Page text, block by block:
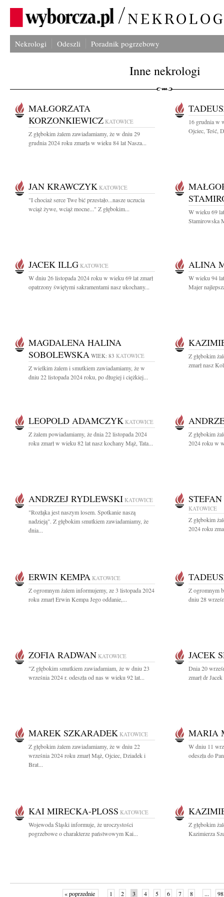
Nekrologi Odeszli Poradnik pogrzebowy
Inne nekrologi
MAŁGORZATA
KORZONKIEWICZ KATOWICE
Z głębokim żalem zawiadamiamy, że w dniu 29
grudnia 2024 roku zmarła w wieku 84 lat Nasza...
16 grudnia w
Ojciec, Teść,
JAN KRAWCZYK KATOWICE
"I chociaż serce Twe bić przestało...nasze uczucia
wciąż żywe, wciąż mocne..." Z głębokim...
W wieku 69
Stamirowska
JACEK ILLG KATOWICE
W dniu 26 listopada 2024 roku w wieku 69 lat zmarł
opatrzony świętymi sakramentami nasz ukochany...
ALINA
W wieku 94
Majer
MAGDALENA HALINA
SOBOLEWSKA WIEK: 83 KATOWICE
Z wielkim żalem i smutkiem zawiadamiamy, że w
dniu 22 listopada 2024 roku, po długiej i ciężkiej...
Z głębokim
zmarł nasz
LEOPOLD ADAMCZYK KATOWICE
Z żalem powiadamiamy, że dnia 22 listopada 2024
roku zmarł w wieku 82 lat nasz kochany Mąż, Tata...
Z głębokim
2024 roku w
ANDRZEJ RYDLEWSKI KATOWICE
"Rozłąka jest naszym losem. Spotkanie naszą
nadzieją". Z głębokim smutkiem zawiadamiamy, że
dnia...
KATOWICE
Z głębokim
2024 roku
ERWIN KEMPA KATOWICE
Z ogromnym żalem informujemy, ze 3 listopada 2024
roku zmarł Erwin Kempa Jego oddanie,...
Z ogromnym
dniu 28
ZOFIA RADWAN KATOWICE
"Z głębokim smutkiem zawiadamiam, że w dniu 23
września 2024 r. odeszła od nas w wieku 92 lat...
JACEK
Dnia 20
zmarł dr
MAREK SZKARADEK KATOWICE
Z głębokim żalem zawiadamiamy, że w dniu 22
września 2024 roku zmarł Mąż, Ojciec, Dziadek i
Brat...
MARIA
W dniu 11
odeszła do
KAI MIRECKA-PLOSS KATOWICE
Wojewoda Śląski informuje, że uroczystości
pogrzebowe o charakterze państwowym Kai...
Z głębokim
Kazimierza
« poprzednie 1 2 3 4 5 6 7 8 ... 98